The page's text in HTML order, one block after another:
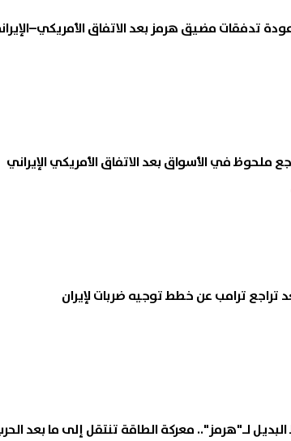
تدفقات مضيق هرمز بعد الاتفاق
ملحوظ في الأسواق بعد الاتفاق الأمريكي الإيراني
تراجع ترامب عن خطط توجيه ضربات لإيران
البديل لـ"هرمز".. معركة الطاقة تنتقل إلى ما بعد